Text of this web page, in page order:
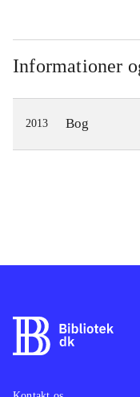
Informationer
2013 Bog